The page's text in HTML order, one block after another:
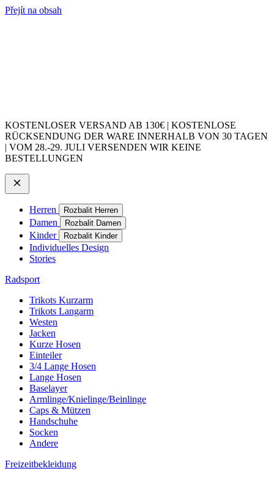
Přejít na obsah
KOSTENLOSER VERSAND AB 130€ | KOSTENLOSE
RÜCKSENDUNG DER WARE INNERHALB VON 30 TAGEN
| VOM 28.-29. JULI VERSENDEN WIR KEINE
BESTELLUNGEN
Herren Rozbalit Herren
Damen Rozbalit Damen
Kinder Rozbalit Kinder
Individuelles Design
Stories
Radsport
Trikots Kurzarm
Trikots Langarm
Westen
Jacken
Kurze Hosen
Einteiler
3/4 Lange Hosen
Lange Hosen
Baselayer
Armlinge/Knielinge/Beinlinge
Caps & Mützen
Handschuhe
Socken
Andere
Freizeitbekleidung